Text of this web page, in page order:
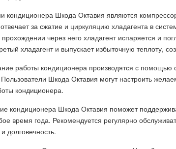
Шкода Октавия являются
за сжатие и циркуляцию хладагента в
через него хладагент испаряется и
хладагент и выпускает избыточную теплоту,
работы кондиционера производятся с помощью
Шкода Октавия могут настроить
кондиционера.
кондиционера Шкода Октавия поможет
время года. Рекомендуется регулярно
долговечность.